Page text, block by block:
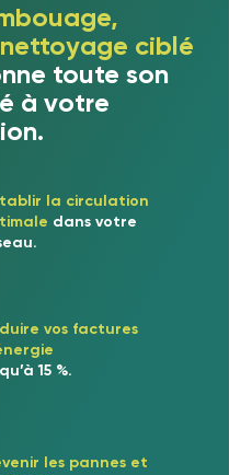
nettoyage ciblé
toute son
à votre
la circulation
dans votre
vos factures
15 %.
les pannes et